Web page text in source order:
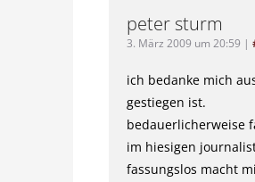
peter sturm
3. März 2009 um 20:59 |
ich bedanke mich
gestiegen ist.
bedauerlicherweise
im hiesigen
fassungslos macht